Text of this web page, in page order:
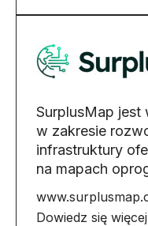
SurplusMap jest
w zakresie
infrastruktury
na mapach
Dowiedz się